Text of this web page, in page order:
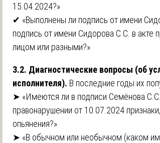
15.04.2024?»
✔ «Выполнены ли подпись от имени
подпись от имени Сидорова С.С. в
лицом или разными?»
3.2. Диагностические вопросы (об
исполнителя). В последние годы их
➤ «Имеются ли в подписи Семёнова
правонарушении от 10.07.2024
опьянения?»
➤ «В обычном или необычном (каком